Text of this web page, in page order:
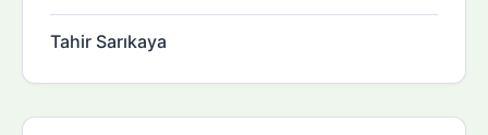
Tahir Sarıkaya